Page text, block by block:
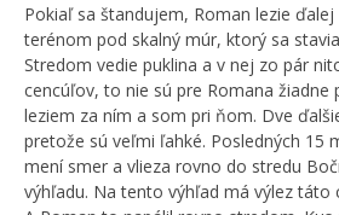
Pokiaľ sa štandujem, Roman lezie
terénom pod skalný múr, ktorý sa
Stredom vedie puklina a v nej zo pár
cencúľov, to nie sú pre Romana žiadne
leziem za ním a som pri ňom. Dve
pretože sú veľmi ľahké. Posledných 15
mení smer a vlieza rovno do stredu
výhľadu. Na tento výhľad má výlez táto